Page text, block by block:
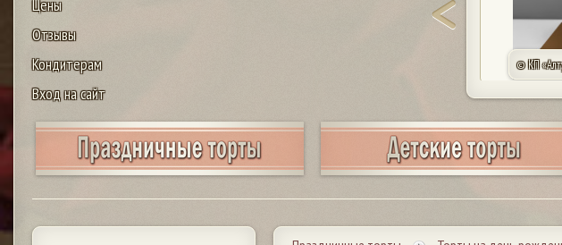
Цены
Отзывы
Кондитерам
Вход на сайт
© КП